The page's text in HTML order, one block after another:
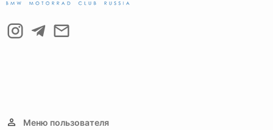
Меню пользователя